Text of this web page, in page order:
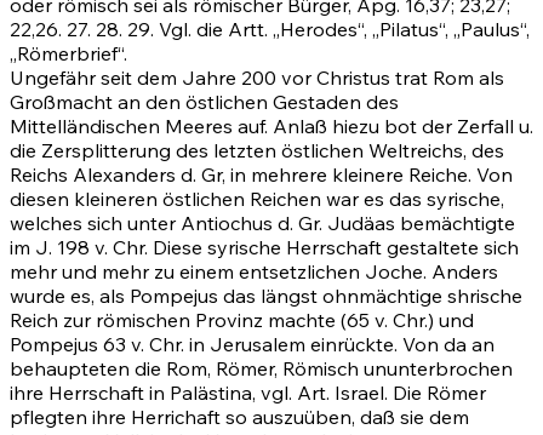
oder römisch sei als römischer Bürger, Apg. 16,37; 23,27;
22,26. 27. 28. 29. Vgl. die Artt. „Herodes“, „Pilatus“, „Paulus“,
„Römerbrief“.
Ungefähr seit dem Jahre 200 vor Christus trat Rom als
Großmacht an den östlichen Gestaden des
Mittelländischen Meeres auf. Anlaß hiezu bot der Zerfall u.
die Zersplitterung des letzten östlichen Weltreichs, des
Reichs Alexanders d. Gr, in mehrere kleinere Reiche. Von
diesen kleineren östlichen Reichen war es das syrische,
welches sich unter Antiochus d. Gr. Judäas bemächtigte
im J. 198 v. Chr. Diese syrische Herrschaft gestaltete sich
mehr und mehr zu einem entsetzlichen Joche. Anders
wurde es, als Pompejus das längst ohnmächtige shrische
Reich zur römischen Provinz machte (65 v. Chr.) und
Pompejus 63 v. Chr. in Jerusalem einrückte. Von da an
behaupteten die Rom, Römer, Römisch ununterbrochen
ihre Herrschaft in Palästina, vgl. Art. Israel. Die Römer
pflegten ihre Herrichaft so auszuüben, daß sie dem